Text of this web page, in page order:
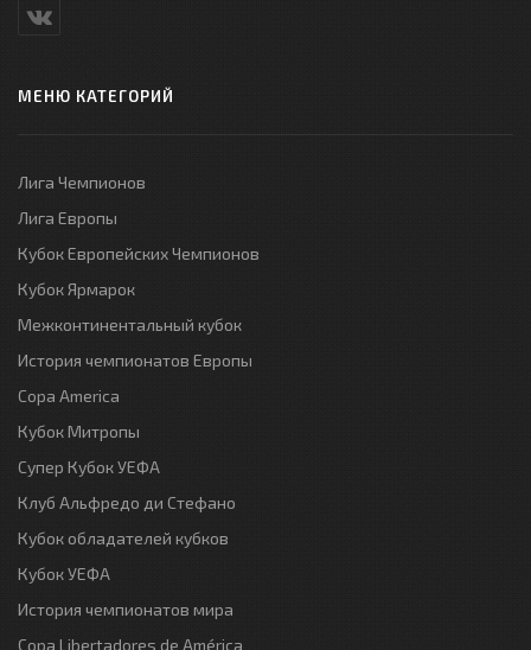
МЕНЮ КАТЕГОРИЙ
Лига Чемпионов
Лига Европы
Кубок Европейских Чемпионов
Кубок Ярмарок
Межконтинентальный кубок
История чемпионатов Европы
Copa America
Кубок Митропы
Супер Кубок УЕФА
Клуб Альфредо ди Стефано
Кубок обладателей кубков
Кубок УЕФА
История чемпионатов мира
Copa Libertadores de América